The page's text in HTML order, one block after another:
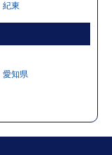
紀東
愛知県